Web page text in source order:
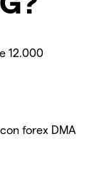
12.000
forex DMA